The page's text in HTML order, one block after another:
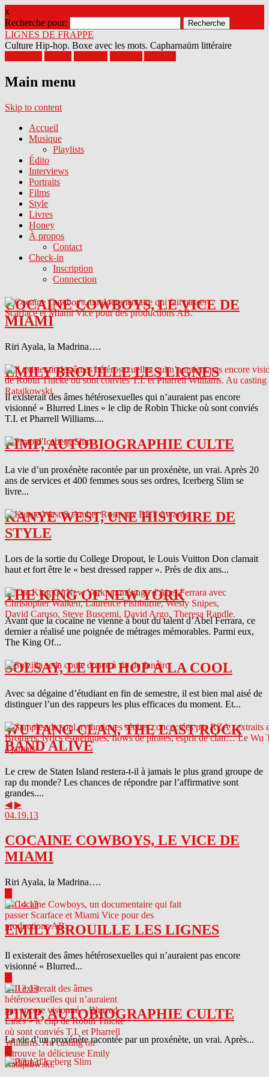
x
Recherche pour:
LIGNES DE FRAPPE
Culture Hip-hop. Boxe avec les mots. Capharnaüm littéraire
Main menu
Skip to content
Accueil
Musique
Playlists
Édito
Interviews
Portraits
Films
Style
Livres
Honey
À propos
Contact
Check-in
Inscription
Connection
COCAINE COWBOYS, LE VICE DE
MIAMI
Riri Ayala, la Madrina….
EMILY BROUILLE LES LIGNES
Il existerait des âmes hétérosexuelles qui n’auraient pas encore
visionné « Blurred Lines » le clip de Robin Thicke où sont conviés
T.I. et Pharrell Williams....
PIMP, AUTOBIOGRAPHIE CULTE
La vie d’un proxénète racontée par un proxénète, un vrai. Après 20
ans de services et 400 femmes sous ses ordres, Icerberg Slim se
livre...
KANYE WEST, UNE HISTOIRE DE
STYLE
Lors de la sortie du College Dropout, le Louis Vuitton Don clamait
haut et fort être le « best dressed rapper ». Près de dix ans...
THE KING OF NEW YORK
Avant que la cocaïne ne vienne à bout du talent d’Abel Ferrara, ce
dernier a réalisé une poignée de métrages mémorables. Parmi eux,
The King Of...
SOLSAY, LE HIP HOP À LA COOL
Avec sa dégaine d’étudiant en fin de semestre, il est bien mal aisé de
distinguer l’un des rappeurs les plus efficaces du moment. Et...
WU TANG CLAN, THE LAST ROCK
BAND ALIVE
Le crew de Staten Island restera-t-il à jamais le plus grand groupe de
rap du monde? Les chances de répondre par l’affirmative sont
grandes....
◀ ▶
04.19.13
COCAINE COWBOYS, LE VICE DE
MIAMI
Riri Ayala, la Madrina….
04.14.13
EMILY BROUILLE LES LIGNES
Il existerait des âmes hétérosexuelles qui n’auraient pas encore
visionné « Blurred...
04.13.13
PIMP, AUTOBIOGRAPHIE CULTE
La vie d’un proxénète racontée par un proxénète, un vrai. Après...
04.12.13